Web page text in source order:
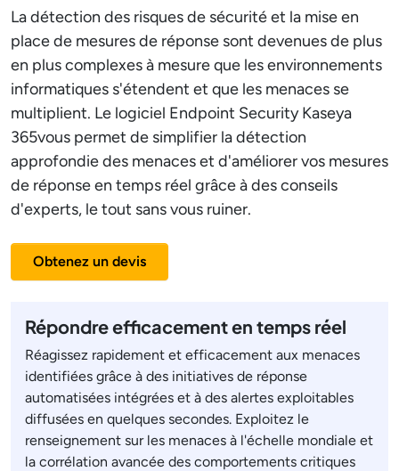
La détection des risques de sécurité et la mise en
place de mesures de réponse sont devenues de plus
en plus complexes à mesure que les environnements
informatiques s'étendent et que les menaces se
multiplient. Le logiciel Endpoint Security Kaseya
365vous permet de simplifier la détection
approfondie des menaces et d'améliorer vos mesures
de réponse en temps réel grâce à des conseils
d'experts, le tout sans vous ruiner.
Obtenez un devis
Répondre efficacement en temps réel
Réagissez rapidement et efficacement aux menaces
identifiées grâce à des initiatives de réponse
automatisées intégrées et à des alertes exploitables
diffusées en quelques secondes. Exploitez le
renseignement sur les menaces à l'échelle mondiale et
la corrélation avancée des comportements critiques